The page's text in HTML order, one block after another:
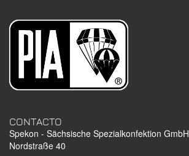
CONTACTO
Spekon - Sächsische Spezialkonfektion GmbH
Nordstraße 40